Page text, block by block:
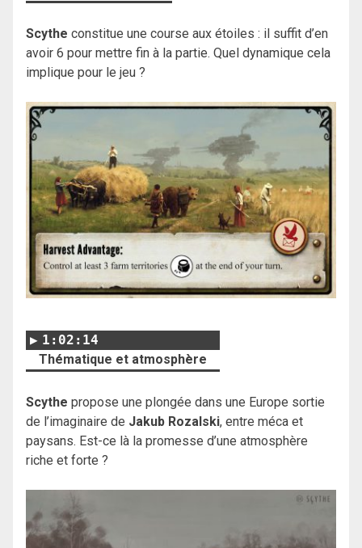
Scythe constitue une course aux étoiles : il suffit d’en
avoir 6 pour mettre fin à la partie. Quel dynamique cela
implique pour le jeu ?
1:02:14
Thématique et atmosphère
Scythe propose une plongée dans une Europe sortie
de l’imaginaire de Jakub Rozalski, entre méca et
paysans. Est-ce là la promesse d’une atmosphère
riche et forte ?